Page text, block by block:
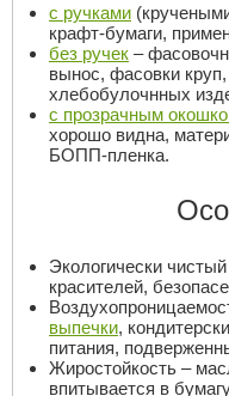
с ручками
крафт-бумаги,
без ручек –
вынос, фасовки
хлебобулочнных
с прозрачным
хорошо видна,
БОПП-пленка.
Экологически
красителей,
выпечки,
питания,
Жиростойкость –
впитывается в